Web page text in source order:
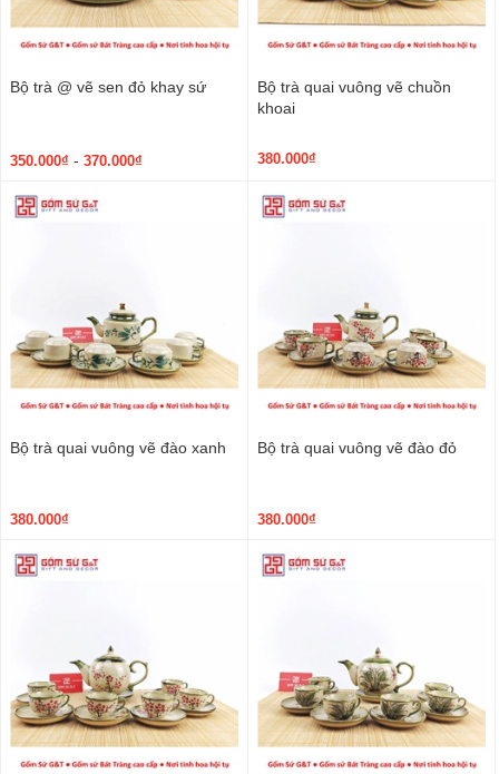
Bộ trà @ vẽ sen đỏ khay sứ
350.000₫ - 370.000₫
Bộ trà quai vuông vẽ chuồn
khoai
380.000₫
Bộ trà quai vuông vẽ đào xanh
380.000₫
Bộ trà quai vuông vẽ đào đỏ
380.000₫